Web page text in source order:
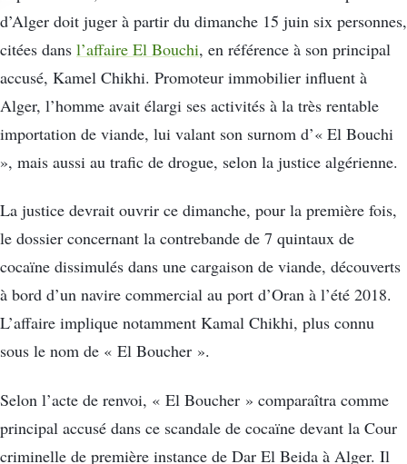
d’Alger doit juger à partir du dimanche 15 juin six personnes,
citées dans l’affaire El Bouchi, en référence à son principal
accusé, Kamel Chikhi. Promoteur immobilier influent à
Alger, l’homme avait élargi ses activités à la très rentable
importation de viande, lui valant son surnom d’« El Bouchi
», mais aussi au trafic de drogue, selon la justice algérienne.
La justice devrait ouvrir ce dimanche, pour la première fois,
le dossier concernant la contrebande de 7 quintaux de
cocaïne dissimulés dans une cargaison de viande, découverts
à bord d’un navire commercial au port d’Oran à l’été 2018.
L’affaire implique notamment Kamal Chikhi, plus connu
sous le nom de « El Boucher ».
Selon l’acte de renvoi, « El Boucher » comparaîtra comme
principal accusé dans ce scandale de cocaïne devant la Cour
criminelle de première instance de Dar El Beida à Alger. Il